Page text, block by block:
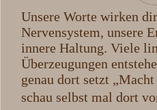
Unsere Worte wirken
Nervensystem, unsere
innere Haltung. Viele
Überzeugungen
genau dort setzt
schau selbst mal dort